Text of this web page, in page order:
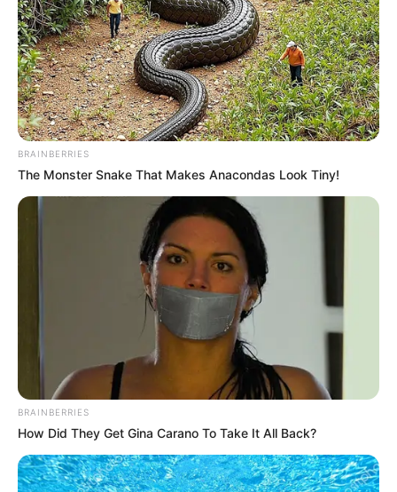
BRAINBERRIES
The Monster Snake That Makes Anacondas Look Tiny!
BRAINBERRIES
How Did They Get Gina Carano To Take It All Back?